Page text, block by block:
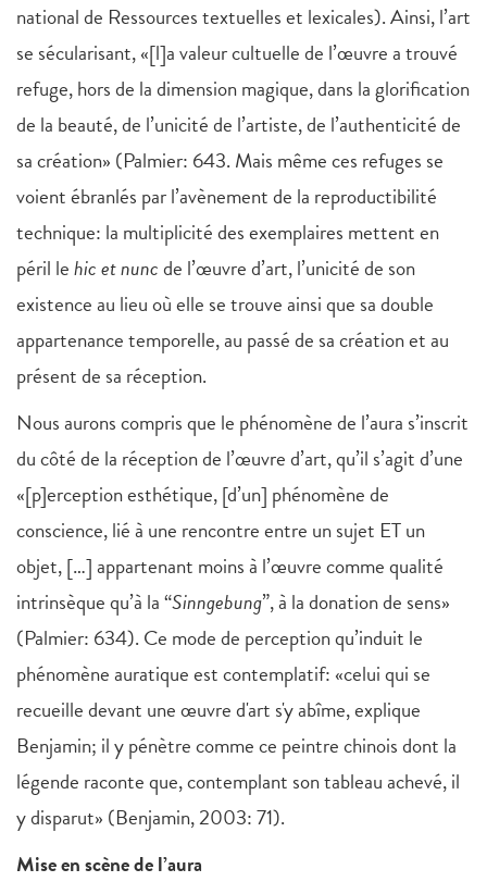
national de Ressources textuelles et lexicales). Ainsi, l’art
se sécularisant, «[l]a valeur cultuelle de l’œuvre a trouvé
refuge, hors de la dimension magique, dans la glorification
de la beauté, de l’unicité de l’artiste, de l’authenticité de
sa création» (Palmier: 643. Mais même ces refuges se
voient ébranlés par l’avènement de la reproductibilité
technique: la multiplicité des exemplaires mettent en
péril lehic et nuncde l’œuvre d’art, l’unicité de son
existence au lieu où elle se trouve ainsi que sa double
appartenance temporelle, au passé de sa création et au
présent de sa réception.
Nous aurons compris que le phénomène de l’aura s’inscrit
du côté de la réception de l’œuvre d’art, qu’il s’agit d’une
«[p]erception esthétique, [d’un] phénomène de
conscience, lié à une rencontre entre un sujet ET un
objet, […] appartenant moins à l’œuvre comme qualité
intrinsèque qu’à la “Sinngebung”, à la donation de sens»
(Palmier: 634). Ce mode de perception qu’induit le
phénomène auratique est contemplatif: «celui qui se
recueille devant une œuvre d'art s'y abîme, explique
Benjamin; il y pénètre comme ce peintre chinois dont la
légende raconte que, contemplant son tableau achevé, il
y disparut» (Benjamin, 2003: 71).
Mise en scène de l’aura